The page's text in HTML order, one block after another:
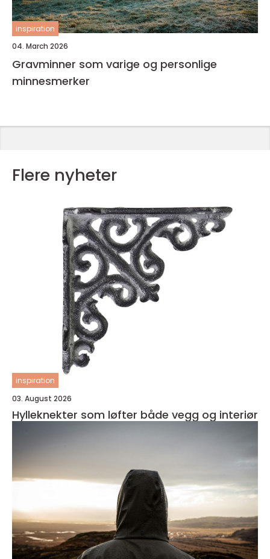
inspiration
04. March 2026
Gravminner som varige og personlige
minnesmerker
Flere nyheter
inspiration
03. August 2026
Hylleknekter som løfter både vegg og interiør